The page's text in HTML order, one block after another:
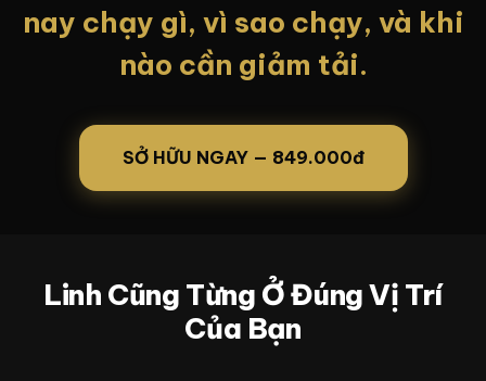
nay chạy gì, vì sao chạy, và khi
nào cần giảm tải.
SỞ HỮU NGAY — 849.000đ
Linh Cũng Từng Ở Đúng Vị Trí
Của Bạn